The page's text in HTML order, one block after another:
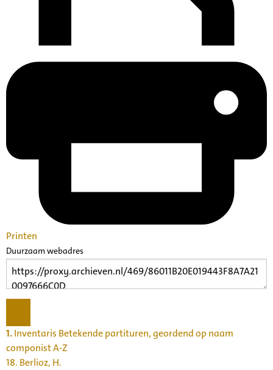
Printen
Duurzaam webadres
1.Inventaris Betekende partituren, geordend op naam
componist A-Z
18. Berlioz, H.